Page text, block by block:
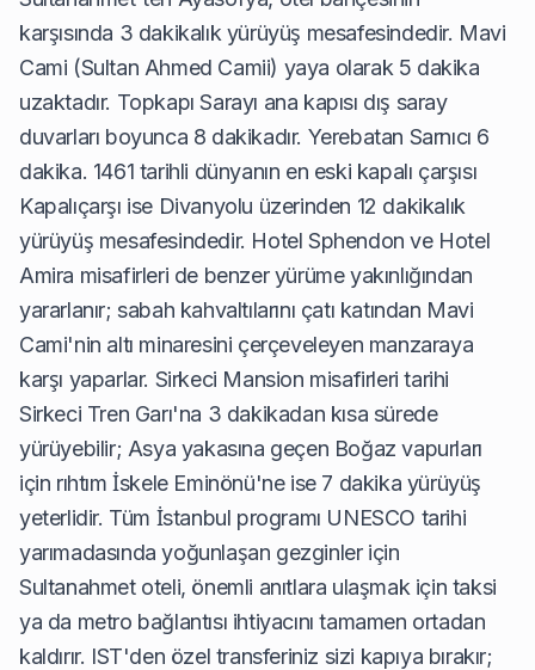
karşısında 3 dakikalık yürüyüş mesafesindedir. Mavi
Cami (Sultan Ahmed Camii) yaya olarak 5 dakika
uzaktadır. Topkapı Sarayı ana kapısı dış saray
duvarları boyunca 8 dakikadır. Yerebatan Sarnıcı 6
dakika. 1461 tarihli dünyanın en eski kapalı çarşısı
Kapalıçarşı ise Divanyolu üzerinden 12 dakikalık
yürüyüş mesafesindedir. Hotel Sphendon ve Hotel
Amira misafirleri de benzer yürüme yakınlığından
yararlanır; sabah kahvaltılarını çatı katından Mavi
Cami'nin altı minaresini çerçeveleyen manzaraya
karşı yaparlar. Sirkeci Mansion misafirleri tarihi
Sirkeci Tren Garı'na 3 dakikadan kısa sürede
yürüyebilir; Asya yakasına geçen Boğaz vapurları
için rıhtım İskele Eminönü'ne ise 7 dakika yürüyüş
yeterlidir. Tüm İstanbul programı UNESCO tarihi
yarımadasında yoğunlaşan gezginler için
Sultanahmet oteli, önemli anıtlara ulaşmak için taksi
ya da metro bağlantısı ihtiyacını tamamen ortadan
kaldırır. IST'den özel transferiniz sizi kapıya bırakır;